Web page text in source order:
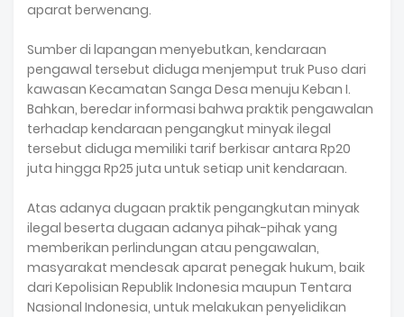
aparat berwenang.
Sumber di lapangan menyebutkan, kendaraan
pengawal tersebut diduga menjemput truk Puso dari
kawasan Kecamatan Sanga Desa menuju Keban I.
Bahkan, beredar informasi bahwa praktik pengawalan
terhadap kendaraan pengangkut minyak ilegal
tersebut diduga memiliki tarif berkisar antara Rp20
juta hingga Rp25 juta untuk setiap unit kendaraan.
Atas adanya dugaan praktik pengangkutan minyak
ilegal beserta dugaan adanya pihak-pihak yang
memberikan perlindungan atau pengawalan,
masyarakat mendesak aparat penegak hukum, baik
dari Kepolisian Republik Indonesia maupun Tentara
Nasional Indonesia, untuk melakukan penyelidikan